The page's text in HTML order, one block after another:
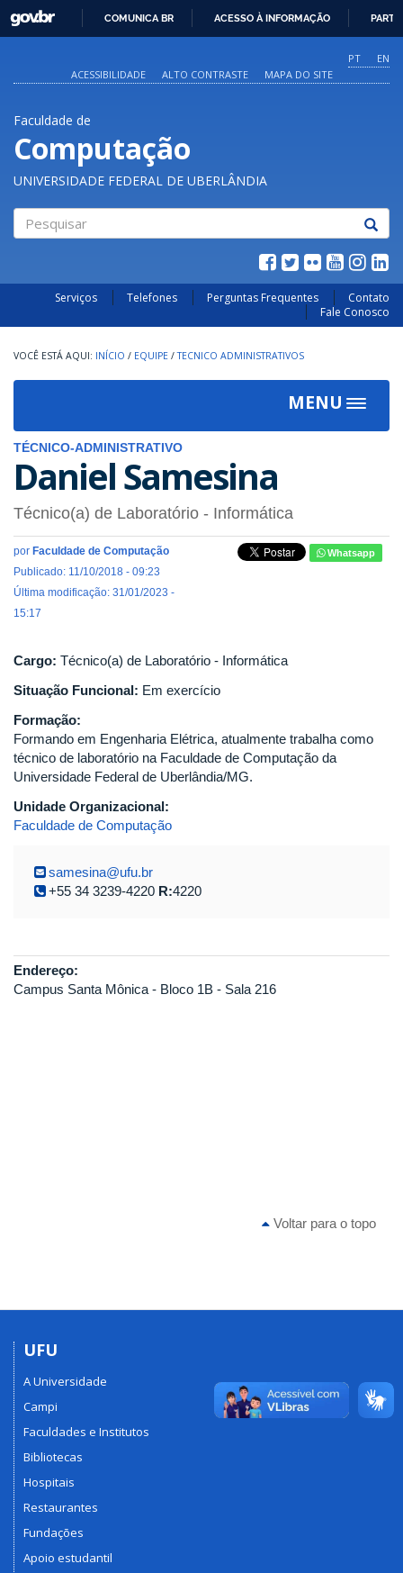
O
CONTEÚDO
GOVBR
COMUNICA BR ACESSO À INFORMAÇÃO
PT
EN
ACESSIBILIDADE
ALTO CONTRASTE MAPA DO SITE
Faculdade de
Computação
UNIVERSIDADE FEDERAL DE UBERLÂNDIA
Serviços Telefones Perguntas Frequentes
Contato
Fale Conosco
INÍCIO / EQUIPE / TECNICO ADMINISTRATIVOS
MENU
Toggle
TÉCNICO-ADMINISTRATIVO
Daniel Samesina
Técnico(a) de Laboratório - Informática
por Faculdade de Computação
Publicado: 11/10/2018 - 09:23
Última modificação: 31/01/2023 -
15:17
Whatsapp
Cargo: Técnico(a) de Laboratório - Informática
Situação Funcional: Em exercício
Formação:
Formando em Engenharia Elétrica, atualmente trabalha como
técnico de laboratório na Faculdade de Computação da
Universidade Federal de Uberlândia/MG.
Unidade Organizacional:
Faculdade de Computação
samesina@ufu.br
+55 34 3239-4220 R:4220
Endereço:
Campus Santa Mônica - Bloco 1B - Sala 216
Voltar para o topo
UFU
A Universidade
Campi
Faculdades e Institutos
Bibliotecas
Hospitais
Restaurantes
Fundações
Apoio estudantil